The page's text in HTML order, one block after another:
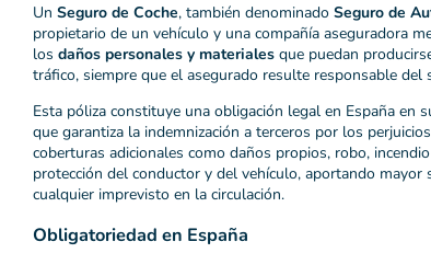
Un Seguro de Coche, también denominado Seguro de
propietario de un vehículo y una compañía aseguradora
los daños personales y materiales que puedan
tráfico, siempre que el asegurado resulte responsable del
Esta póliza constituye una obligación legal en España en
que garantiza la indemnización a terceros por los
coberturas adicionales como daños propios, robo,
protección del conductor y del vehículo, aportando mayor
cualquier imprevisto en la circulación.
Obligatoriedad en España